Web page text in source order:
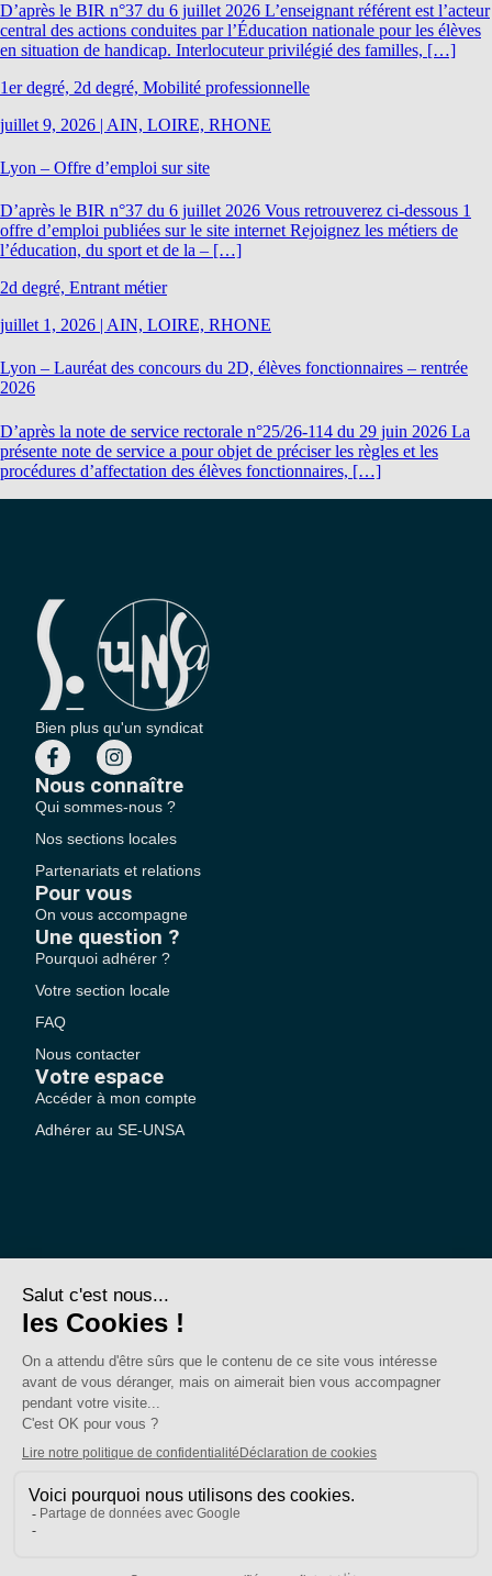
D’après le BIR n°37 du 6 juillet 2026 L’enseignant référent est l’acteur
central des actions conduites par l’Éducation nationale pour les élèves
en situation de handicap. Interlocuteur privilégié des familles, […]
1er degré, 2d degré, Mobilité professionnelle
juillet 9, 2026 | AIN, LOIRE, RHONE
Lyon – Offre d’emploi sur site
D’après le BIR n°37 du 6 juillet 2026 Vous retrouverez ci-dessous 1
offre d’emploi publiées sur le site internet Rejoignez les métiers de
l’éducation, du sport et de la – […]
2d degré, Entrant métier
juillet 1, 2026 | AIN, LOIRE, RHONE
Lyon – Lauréat des concours du 2D, élèves fonctionnaires – rentrée
2026
D’après la note de service rectorale n°25/26-114 du 29 juin 2026 La
présente note de service a pour objet de préciser les règles et les
procédures d’affectation des élèves fonctionnaires, […]
Bien plus qu'un syndicat
Nous connaître
Qui sommes-nous ?
Nos sections locales
Partenariats et relations
Pour vous
On vous accompagne
Une question ?
Pourquoi adhérer ?
Votre section locale
FAQ
Nous contacter
Votre espace
Accéder à mon compte
Adhérer au SE-UNSA
SE-Unsa est un syndicat de l’UNSA
Politique de confidentialité